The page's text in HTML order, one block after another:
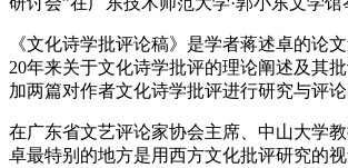
《文化诗学批评论稿》是学者蒋述卓的论
20年来关于文化诗学批评的理论阐述及其
加两篇对作者文化诗学批评进行研究与评论
在广东省文艺评论家协会主席、中山大学
卓最特别的地方是用西方文化批评研究的